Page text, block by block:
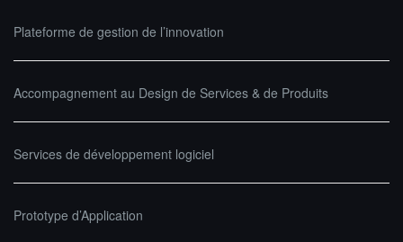
Plateforme de gestion de l’innovation
Accompagnement au Design de Services & de Produits
Services de développement logiciel
Prototype d’Application